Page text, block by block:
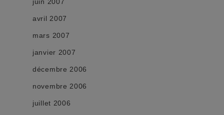
avril 2007
mars 2007
janvier 2007
décembre 2006
novembre 2006
juillet 2006